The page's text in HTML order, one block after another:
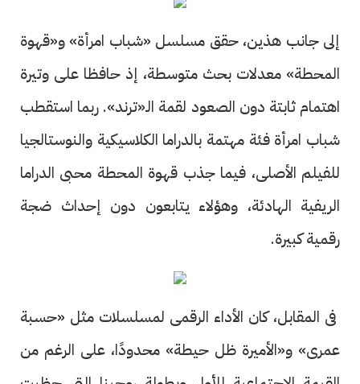
إلى جانب هذين، حقق مسلسل «شباب امرأة» و«قهوة
المحطة» معدلات بحث متوسطة، إذ حافظا على وتيرة
اهتمام ثابتة دون الصعود لقمة الـ«ترند». ربما استقطب
شباب امرأة فئة مهتمة بالدراما الكلاسيكية والنوستالجيا
للفيلم الأصلى، فيما جذب قهوة المحطة محبى الدراما
الريفية الهادئة، وهؤلاء يتابعون دون إحداث ضجة
رقمية كبيرة.
فى المقابل، كان الأداء الرقمى لمسلسلات مثل «حسبة
عمرى» و«الأميرة ظل حيطة» محدودًا، على الرغم من